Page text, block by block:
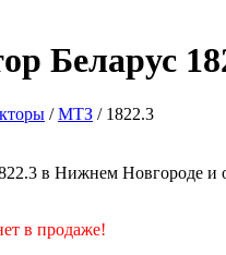
Беларус
/ МТЗ /1822.3
в продаже!